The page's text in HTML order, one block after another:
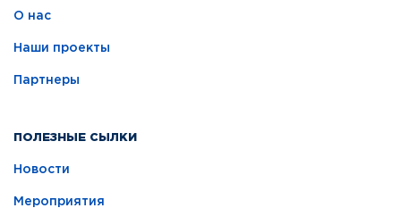
О нас
Наши проекты
Партнеры
ПОЛЕЗНЫЕ СЫЛКИ
Новости
Мероприятия